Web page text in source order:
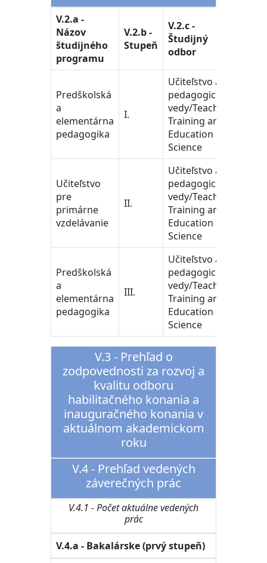
V.2.a -
Názov
študijného
programu
V.2.b -
Stupeň
V.2.c -
Študijný
odbor
Predškolská
a
elementárna
pedagogika
I.
Učiteľstvo a
pedagogické
vedy/Teacher
Training and
Education
Science
Učiteľstvo
pre
primárne
vzdelávanie
II.
Učiteľstvo a
pedagogické
vedy/Teacher
Training and
Education
Science
Predškolská
a
elementárna
pedagogika
III.
Učiteľstvo a
pedagogické
vedy/Teacher
Training and
Education
Science
V.3 - Prehľad o
zodpovednosti za rozvoj a
kvalitu odboru
habilitačného konania a
inauguračného konania v
aktuálnom akademickom
roku
V.4 - Prehľad vedených
záverečných prác
V.4.1 - Počet aktuálne vedených
prác
V.4.a - Bakalárske (prvý stupeň)